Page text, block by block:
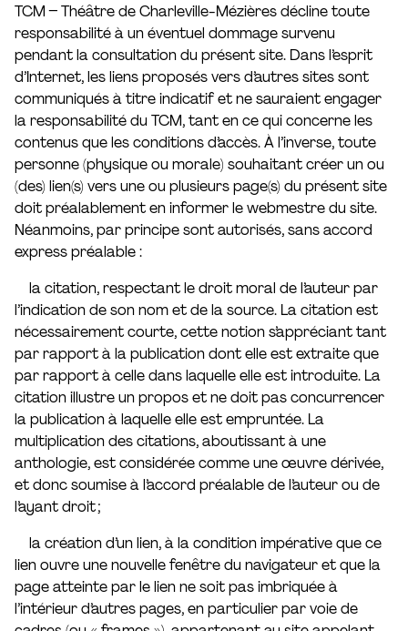
TCM – Théâtre de Charleville-Mézières décline toute
responsabilité à un éventuel dommage survenu
pendant la consultation du présent site. Dans l’esprit
d’Internet, les liens proposés vers d’autres sites sont
communiqués à titre indicatif et ne sauraient engager
la responsabilité du TCM, tant en ce qui concerne les
contenus que les conditions d’accès. À l’inverse, toute
personne (physique ou morale) souhaitant créer un ou
(des) lien(s) vers une ou plusieurs page(s) du présent site
doit préalablement en informer le webmestre du site.
Néanmoins, par principe sont autorisés, sans accord
express préalable :
la citation, respectant le droit moral de l’auteur par
l’indication de son nom et de la source. La citation est
nécessairement courte, cette notion s’appréciant tant
par rapport à la publication dont elle est extraite que
par rapport à celle dans laquelle elle est introduite. La
citation illustre un propos et ne doit pas concurrencer
la publication à laquelle elle est empruntée. La
multiplication des citations, aboutissant à une
anthologie, est considérée comme une œuvre dérivée,
et donc soumise à l’accord préalable de l’auteur ou de
l’ayant droit ;
la création d’un lien, à la condition impérative que ce
lien ouvre une nouvelle fenêtre du navigateur et que la
page atteinte par le lien ne soit pas imbriquée à
l’intérieur d’autres pages, en particulier par voie de